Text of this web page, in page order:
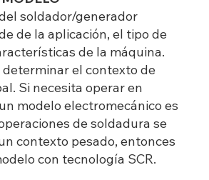
soldador/generador
de la aplicación, el tipo de
de la máquina.
determinar el contexto de
Si necesita operar en
modelo electromecánico es
de soldadura se
contexto pesado, entonces
con tecnología SCR.